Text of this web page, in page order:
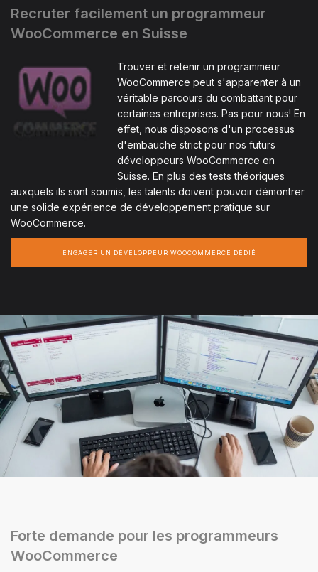
Recruter facilement un programmeur
WooCommerce en Suisse
Trouver et retenir un programmeur
WooCommerce peut s'apparenter à un
véritable parcours du combattant pour
certaines entreprises. Pas pour nous! En
effet, nous disposons d'un processus
d'embauche strict pour nos futurs
développeurs WooCommerce en
Suisse. En plus des tests théoriques
auxquels ils sont soumis, les talents doivent pouvoir démontrer
une solide expérience de développement pratique sur
WooCommerce.
ENGAGER UN DÉVELOPPEUR WOOCOMMERCE DÉDIÉ
Forte demande pour les programmeurs
WooCommerce